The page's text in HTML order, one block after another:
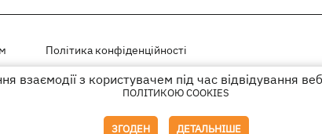
Політика конфіденційності
на правах рекламиз користувачем під час відвідування
ПОЛІТИКОЮ COOKIES
ЗГОДЕН ДЕТАЛЬНІШЕ